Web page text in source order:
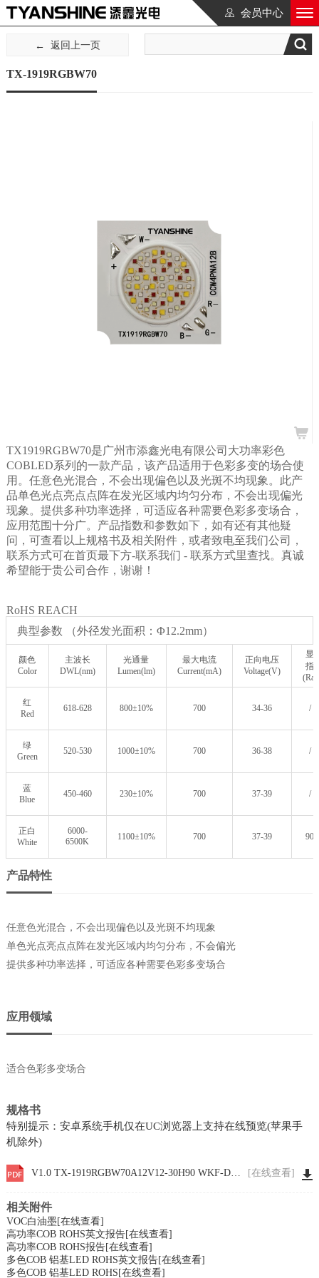
会员中心
返回上一页
TX-1919RGBW70
TX1919RGBW70是广州市添鑫光电有限公司大功率彩色
COBLED系列的一款产品，该产品适用于色彩多变的场合使
用。任意色光混合，不会出现偏色以及光斑不均现象。此产
品单色光点亮点点阵在发光区域内均匀分布，不会出现偏光
现象。提供多种功率选择，可适应各种需要色彩多变场合，
应用范围十分广。产品指数和参数如下，如有还有其他疑
问，可查看以上规格书及相关附件，或者致电至我们公司，
联系方式可在首页最下方-联系我们 - 联系方式里查找。真诚
希望能于贵公司合作，谢谢！
RoHS REACH
典型参数 （外径发光面积：Φ12.2mm）
颜色
Color
主波长
DWL(nm)
光通量
Lumen(lm)
最大电流
Current(mA)
正向电压
Voltage(V)
显
指
(Ra)
红
Red
618-628 800±10% 700 34-36 /
绿
Green
520-530 1000±10% 700 36-38 /
蓝
Blue
450-460 230±10% 700 37-39 /
正白
White
6000-
6500K
1100±10% 700 37-39 90
产品特性
任意色光混合，不会出现偏色以及光斑不均现象
单色光点亮点点阵在发光区域内均匀分布，不会偏光
提供多种功率选择，可适应各种需要色彩多变场合
应用领域
适合色彩多变场合
规格书
特别提示：安卓系统手机仅在UC浏览器上支持在线预览(苹果手
机除外)
V1.0 TX-1919RGBW70A12V12-30H90 WKF-DA0153 [在线查看]
相关附件
VOC白油墨[在线查看]
高功率COB ROHS英文报告[在线查看]
高功率COB ROHS报告[在线查看]
多色COB 铝基LED ROHS英文报告[在线查看]
多色COB 铝基LED ROHS [在线查看]